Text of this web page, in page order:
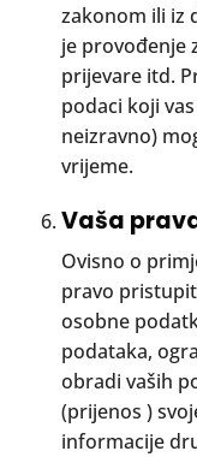
zakonom ili iz
je provođenje
prijevare itd.
podaci koji
neizravno)
vrijeme.
Vaša
Ovisno o
pravo
osobne
podataka,
obradi vaših
(prijenos )
informacije